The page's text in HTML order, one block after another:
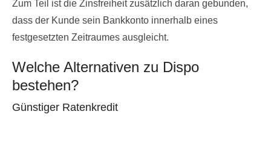
Zum Teil ist die Zinsfreiheit zusätzlich daran gebunden,
dass der Kunde sein Bankkonto innerhalb eines
festgesetzten Zeitraumes ausgleicht.
Welche Alternativen zu Dispo
bestehen?
Günstiger Ratenkredit